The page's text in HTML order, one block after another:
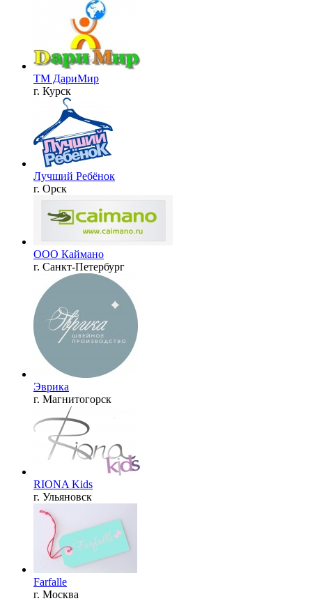
ТМ ДариМир
г. Курск
Лучший Ребёнок
г. Орск
ООО Каймано
г. Санкт-Петербург
Эврика
г. Магнитогорск
RIONA Kids
г. Ульяновск
Farfalle
г. Москва